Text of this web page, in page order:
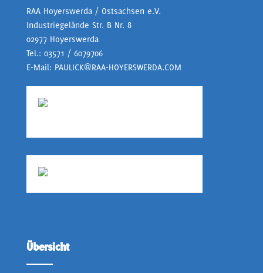
RAA Hoyerswerda / Ostsachsen e.V.
Industriegelände Str. B Nr. 8
02977 Hoyerswerda
Tel.: 03571 / 6079706
E-Mail: PAULICK@RAA-HOYERSWERDA.COM
Übersicht